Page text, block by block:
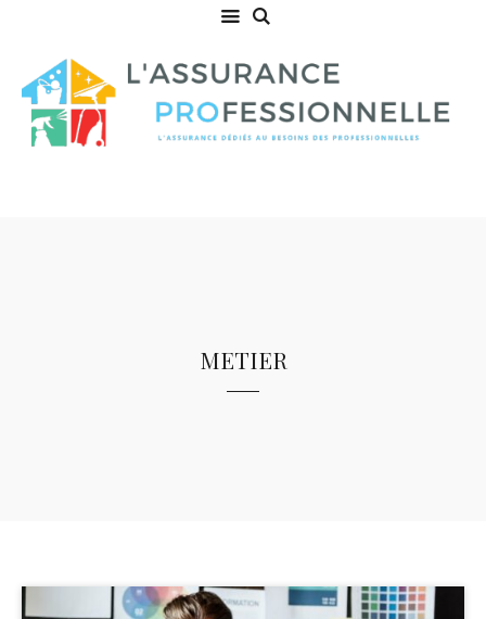
metier